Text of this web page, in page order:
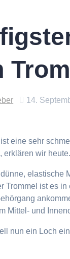
14.
eine sehr
erklären wir heute.
elastische
Trommel ist es
Mittel- und
nun ein Loch